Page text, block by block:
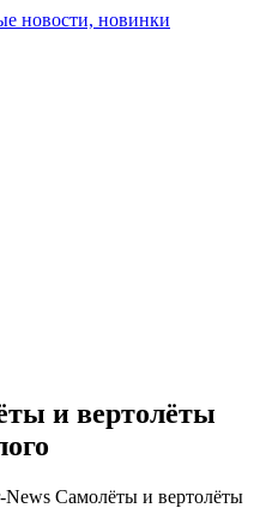
и вертолёты
News Самолёты и вертолёты